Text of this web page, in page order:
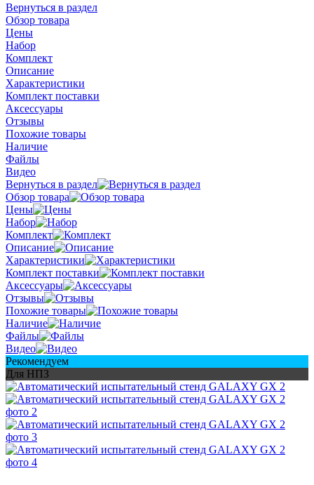
Вернуться в раздел
Обзор товара
Цены
Набор
Комплект
Описание
Характеристики
Комплект поставки
Аксессуары
Отзывы
Похожие товары
Наличие
Файлы
Видео
Вернуться в раздел
Обзор товара
Цены
Набор
Комплект
Описание
Характеристики
Комплект поставки
Аксессуары
Отзывы
Похожие товары
Наличие
Файлы
Видео
Рекомендуем
Для НПЗ